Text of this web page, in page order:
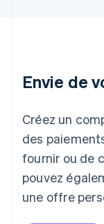
Envie de
Créez un
des
fournir ou de
pouvez
une offre
Lituanie
English
Français
Malaisie
English 简体中文
Malte
English
Mexique
EspañolEnglish